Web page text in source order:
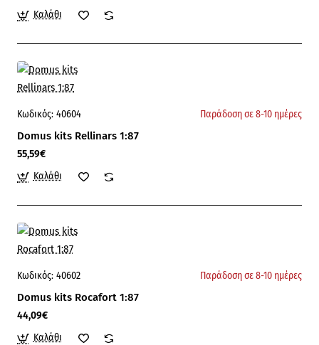
Καλάθι
Κωδικός: 40604 Παράδοση σε 8-10 ημέρες
Domus kits Rellinars 1:87
55,59€
Καλάθι
Κωδικός: 40602 Παράδοση σε 8-10 ημέρες
Domus kits Rocafort 1:87
44,09€
Καλάθι